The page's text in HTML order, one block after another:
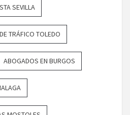
SEVILLA
TRÁFICO TOLEDO
ABOGADOS EN BURGOS